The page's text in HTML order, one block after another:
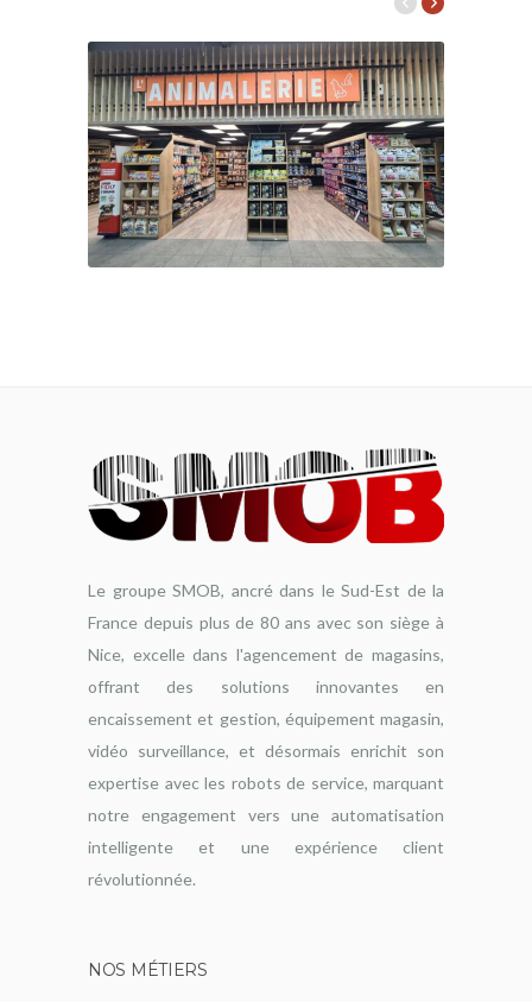
Le groupe SMOB, ancré dans le Sud-Est de la
France depuis plus de 80 ans avec son siège à
Nice, excelle dans l'agencement de magasins,
offrant des solutions innovantes en
encaissement et gestion, équipement magasin,
vidéo surveillance, et désormais enrichit son
expertise avec les robots de service, marquant
notre engagement vers une automatisation
intelligente et une expérience client
révolutionnée.
NOS MÉTIERS